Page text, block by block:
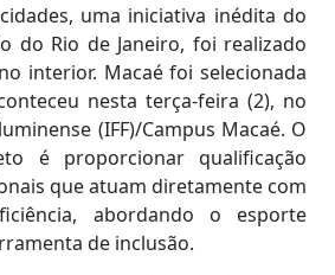
uma iniciativa inédita do
do Rio de Janeiro, foi realizado
interior. Macaé foi selecionada
nesta terça-feira (2), no
(IFF)/Campus Macaé. O
é proporcionar qualificação
que atuam diretamente com
abordando o esporte
de inclusão.